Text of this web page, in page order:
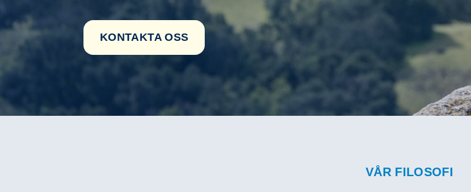
KONTAKTA OSS
VÅR FILOSOFI